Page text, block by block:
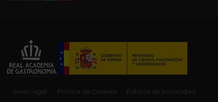
Aviso legal Política de Cookies Política de privacidad